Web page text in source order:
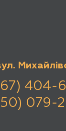
404-
079-